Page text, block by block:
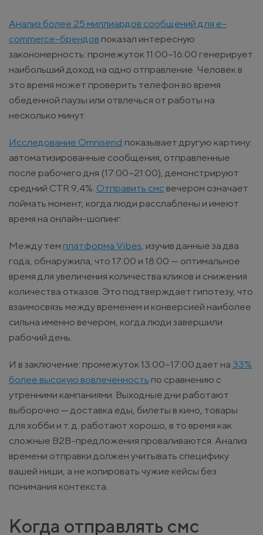
Анализ более 25 миллиардов сообщений для e-
commerce-брендов показал интересную
закономерность: промежуток 11:00–16:00 генерирует
наибольший доход на одно отправление. Человек в
это время может проверить телефон во время
обеденной паузы или отвлечься от работы на
несколько минут.
Исследование Omnisend показывает другую картину:
автоматизированные сообщения, отправленные
после рабочего дня (17:00–21:00), демонстрируют
средний CTR 9,4%. Отправить смс вечером означает
поймать момент, когда люди расслаблены и имеют
время на онлайн-шопинг.
Между тем платформа Vibes , изучив данные за два
года, обнаружила, что 17:00 и 18:00 — оптимальное
время для увеличения количества кликов и снижения
количества отказов. Это подтверждает гипотезу, что
взаимосвязь между временем и конверсией наиболее
сильна именно вечером, когда люди завершили
рабочий день.
И в заключение: промежуток 13:00–17:00 дает на 33%
более высокую вовлеченность по сравнению с
утренними кампаниями. Выходные дни работают
выборочно — доставка еды, билеты в кино, товары
для хобби и т. д. работают хорошо, в то время как
сложные B2B-предложения проваливаются. Анализ
времени отправки должен учитывать специфику
вашей ниши, а не копировать чужие кейсы без
понимания контекста.
Когда отправлять смс